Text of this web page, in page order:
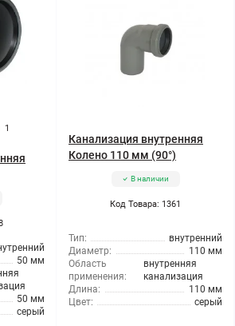
1
50 мм
50 мм
серый
Канализация внутренняя
Колено 110 мм (90°)
В наличии
Код Товара: 1361
Тип:
внутренний
Диаметр:
110 мм
Область
применения:
внутренняя
канализация
Длина:
110 мм
Цвет:
серый